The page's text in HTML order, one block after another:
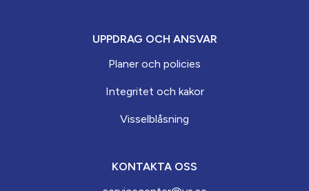
UPPDRAG OCH ANSVAR
Planer och policies
Integritet och kakor
Visselblåsning
KONTAKTA OSS